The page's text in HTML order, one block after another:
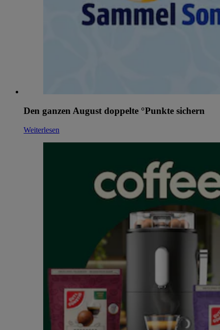
Den ganzen August doppelte °Punkte sichern
Weiterlesen